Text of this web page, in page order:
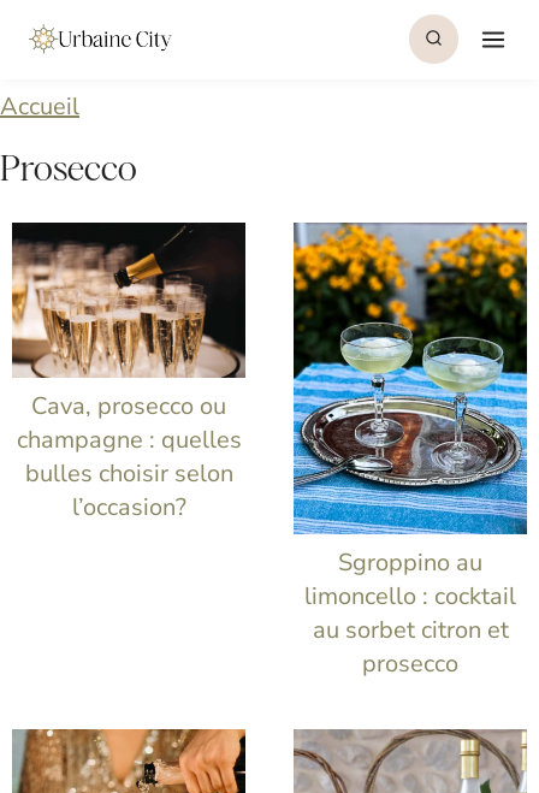
i
p
Accueil
Prosecco
Cava, prosecco ou
champagne : quelles
bulles choisir selon
l’occasion?
Sgroppino au
limoncello : cocktail
au sorbet citron et
prosecco